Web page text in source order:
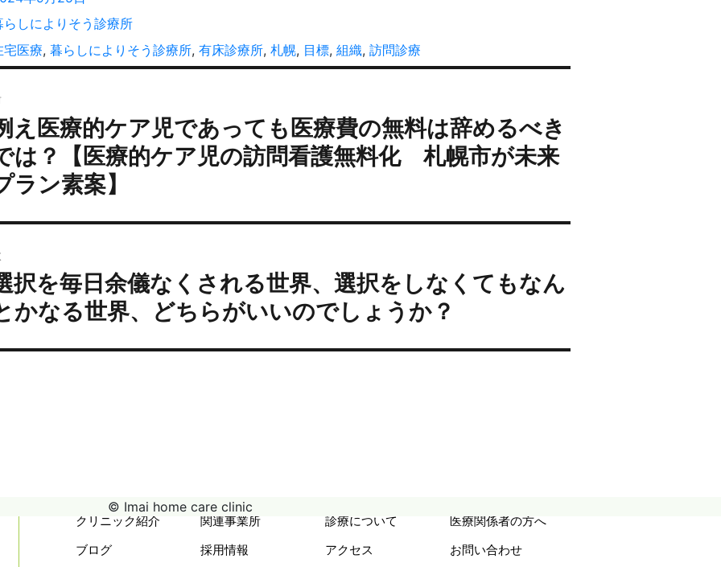
らしによりそう診療所
宅医療, 暮らしによりそう診療所, 有床診療所, 札幌, 目標, 組織, 訪問診療
え医療的ケア児であっても医療費の無料は辞めるべき
は？【医療的ケア児の訪問看護無料化 札幌市が未来
ラン素案】
択を毎日余儀なくされる世界、選択をしなくてもなん
かなる世界、どちらがいいのでしょうか？
クリニック紹介 関連事業所 診療について
医療関係者の方へ
ブログ
採用情報 アクセス お問い合わせ
© Imai home care clinic